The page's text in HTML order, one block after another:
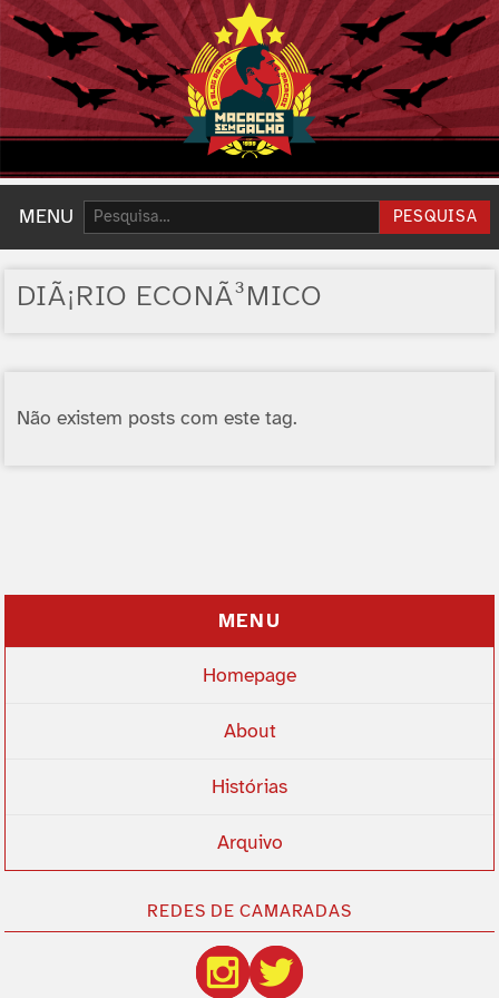
MENU Pesquisar: PESQUISA
DIÃ¡RIO ECONÃ³MICO
Não existem posts com este tag.
MENU
Homepage
About
Histórias
Arquivo
REDES DE CAMARADAS